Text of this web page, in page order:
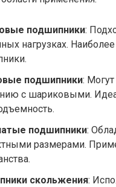
подшипники:
нагрузках.
подшипники:
с шариковыми.
подшипники:
размерами.
скольжения: